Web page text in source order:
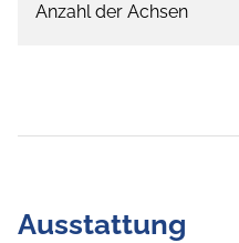
Anzahl der Achsen
Ausstattung